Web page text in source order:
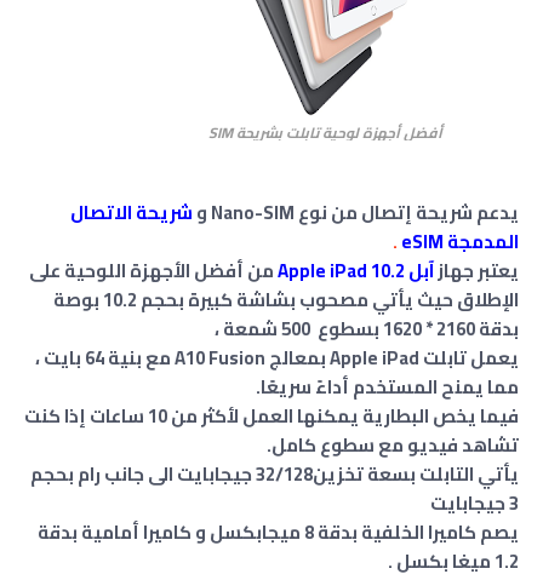
أفضل أجهزة لوحية تابلت بشريحة SIM
يدعم شريحة إتصال من نوع Nano-SIM و
شريحة الاتصال
المدمجة eSIM
.
يعتبر جهازآبل Apple iPad 10.2
من أفضل الأجهزة اللوحية على
الإطلاق حيث يأتي مصحوب بشاشة كبيرة بحجم 10.2 بوصة
بدقة 2160 * 1620 بسطوع 500 شمعة ،
يعمل تابلت Apple iPad بمعالج A10 Fusion مع بنية 64 بايت ،
مما يمنح المستخدم أداءً سريعًا.
فيما يخص البطارية يمكنها العمل لأكثر من 10 ساعات إذا كنت
تشاهد فيديو مع سطوع كامل.
يأتي التابلت بسعة تخزين32/128 جيجابايت الى جانب رام بحجم
3 جيجابايت
يصم كاميرا الخلفية بدقة 8 ميجابكسل و كاميرا أمامية بدقة
1.2 ميغا بكسل .